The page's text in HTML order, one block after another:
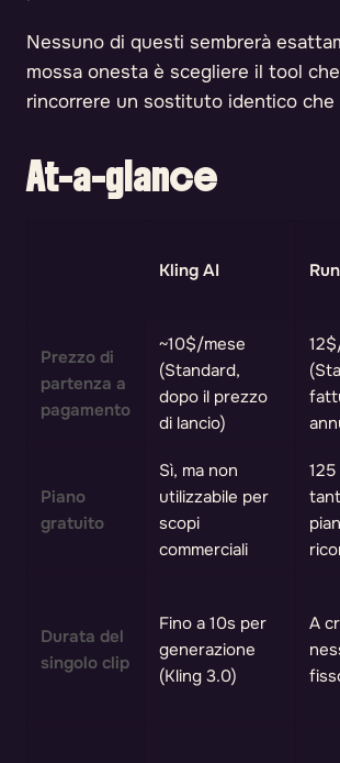
Nessuno di questi sembrerà
mossa onesta è scegliere il tool
rincorrere un sostituto identico che
At-a-glance
Kling AI
Prezzo di
partenza a
pagamento
~10$/mese
(Standard,
dopo il prezzo
di lancio)
Piano
gratuito
Sì, ma non
utilizzabile per
scopi
commerciali
Durata del
singolo clip
Fino a 10s per
generazione
(Kling 3.0)
A